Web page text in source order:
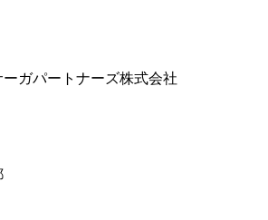
ーガパートナーズ株式会社